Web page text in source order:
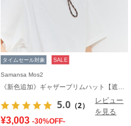
タイムセール対象 SALE
Samansa Mos2
5.0 （2）
レビュー
を見る
¥3,003 -30%OFF-